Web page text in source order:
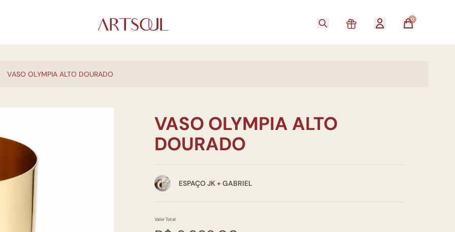
0
VASO OLYMPIA ALTO DOURADO
VASO OLYMPIA ALTO
DOURADO
ESPAÇO JK + GABRIEL
Valor Total